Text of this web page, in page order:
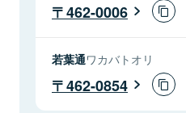
462-0006
若葉通ワカバトオリ
462-0854